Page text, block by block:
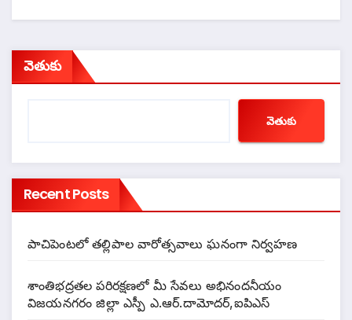
వెతుకు
వెతుకు
Recent Posts
పాచిపెంటలో తల్లిపాల వారోత్సవాలు ఘనంగా నిర్వహణ
శాంతిభద్రతల పరిరక్షణలో మీ సేవలు అభినందనీయం
విజయనగరం జిల్లా ఎస్పీ ఎ.ఆర్.దామోదర్,ఐపిఎస్